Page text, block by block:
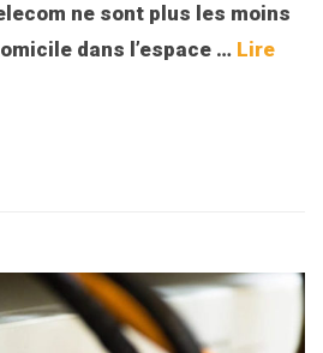
ne sont plus les moins
dans l’espace … Lire